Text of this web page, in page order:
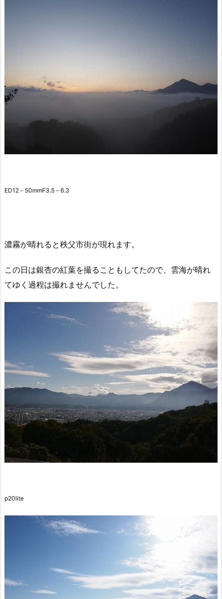
ED12－50mmF3.5－6.3
濃霧が晴れると秩父市街が現れます。
この日は銀杏の紅葉を撮ることもしてたので、雲海が晴れ
てゆく過程は撮れませんでした。
p20lite